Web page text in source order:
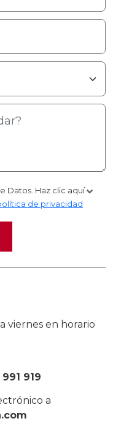
Datos. Haz clic aquí
de privacidad
viernes en horario
919
a